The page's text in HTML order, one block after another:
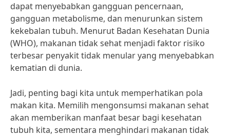
dapat menyebabkan gangguan pencernaan,
gangguan metabolisme, dan menurunkan sistem
kekebalan tubuh. Menurut Badan Kesehatan Dunia
(WHO), makanan tidak sehat menjadi faktor risiko
terbesar penyakit tidak menular yang menyebabkan
kematian di dunia.
Jadi, penting bagi kita untuk memperhatikan pola
makan kita. Memilih mengonsumsi makanan sehat
akan memberikan manfaat besar bagi kesehatan
tubuh kita, sementara menghindari makanan tidak